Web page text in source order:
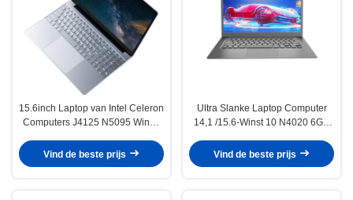
15.6inch Laptop van Intel Celeron
Computers J4125 N5095 Win10
Vind de beste prijs
Ultra Slanke Laptop Computer
14,1 /15.6-Winst 10 N4020 6GB
Vind de beste prijs